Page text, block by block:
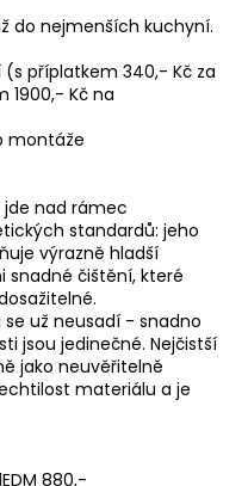
do nejmenších kuchyní.
příplatkem 340,- Kč za
1900,- Kč na
montáže
jde nad rámec
standardů: jeho
výrazně hladší
snadné čištění, které
už neusadí - snadno
jsou jedinečné. Nejčistší
jako neuvěřitelně
materiálu a je
880,-